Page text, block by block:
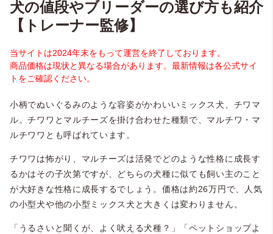
犬の値段やブリーダーの選び方も紹介
【トレーナー監修】
当サイトは2024年末をもって運営を終了しております。
商品価格は現状と異なる場合があります。最新情報は各公式サイ
トをご確認ください。
小柄でぬいぐるみのような容姿がかわいいミックス犬、チワマ
ル。チワワとマルチーズを掛け合わせた種類で、マルチワ・マ
ルチワワとも呼ばれています。
チワワは怖がり、マルチーズは活発でどのような性格に成長す
るかはその子次第ですが、どちらの犬種に似ても飼い主のこと
が大好きな性格に成長するでしょう。価格は約26万円で、人気
の小型犬や他の小型ミックス犬と大きくは変わりません。
「うるさいと聞くが、よく吠える犬種？」「ペットショップよ